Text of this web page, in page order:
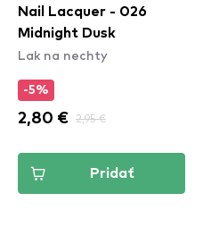
Nail Lacquer - 026
Midnight Dusk
Lak na nechty
-5%
2,80 € 2,95 €
Pridať